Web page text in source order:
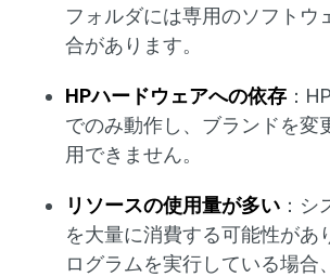
フォルダには専用のソフトウ
合があります。
HPハードウェアへの依存 ：
でのみ動作し、ブランドを変
用できません。
リソースの使用量が多い ：シ
を大量に消費する可能性があ
ログラムを実行している場合